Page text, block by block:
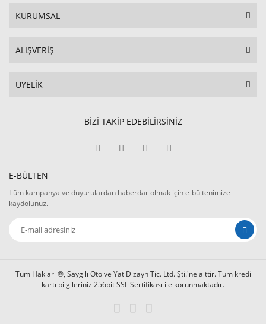
KURUMSAL
ALIŞVERİŞ
ÜYELİK
BİZİ TAKİP EDEBİLİRSİNİZ
E-BÜLTEN
Tüm kampanya ve duyurulardan haberdar olmak için e-bültenimize
kaydolunuz.
Tüm Hakları ®, Saygılı Oto ve Yat Dizayn Tic. Ltd. Şti.'ne aittir. Tüm kredi
kartı bilgileriniz 256bit SSL Sertifikası ile korunmaktadır.